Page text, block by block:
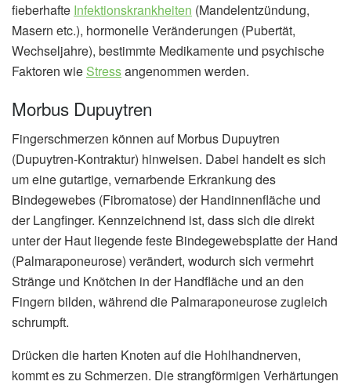
fieberhafte Infektionskrankheiten (Mandelentzündung,
Masern etc.), hormonelle Veränderungen (Pubertät,
Wechseljahre), bestimmte Medikamente und psychische
Faktoren wie Stressangenommen werden.
Morbus Dupuytren
Fingerschmerzen können auf Morbus Dupuytren
(Dupuytren-Kontraktur) hinweisen. Dabei handelt es sich
um eine gutartige, vernarbende Erkrankung des
Bindegewebes (Fibromatose) der Handinnenfläche und
der Langfinger. Kennzeichnend ist, dass sich die direkt
unter der Haut liegende feste Bindegewebsplatte der Hand
(Palmaraponeurose) verändert, wodurch sich vermehrt
Stränge und Knötchen in der Handfläche und an den
Fingern bilden, während die Palmaraponeurose zugleich
schrumpft.
Drücken die harten Knoten auf die Hohlhandnerven,
kommt es zu Schmerzen. Die strangförmigen Verhärtungen